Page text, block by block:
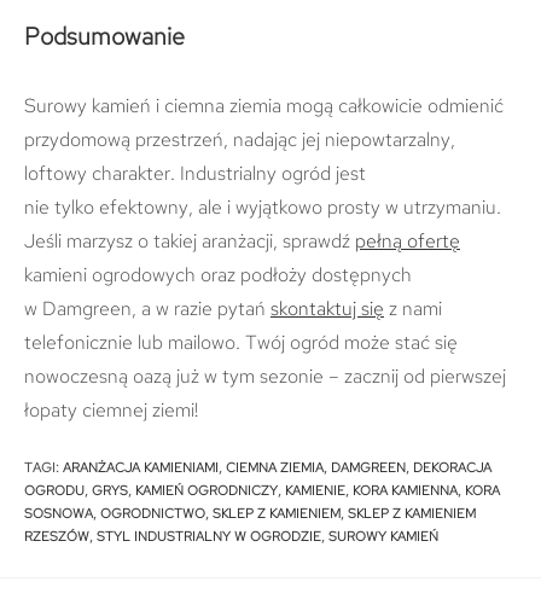
Podsumowanie
Surowy kamień i ciemna ziemia mogą całkowicie odmienić
przydomową przestrzeń, nadając jej niepowtarzalny,
loftowy charakter. Industrialny ogród jest
nie tylko efektowny, ale i wyjątkowo prosty w utrzymaniu.
Jeśli marzysz o takiej aranżacji, sprawdź pełną ofertę
kamieni ogrodowych oraz podłoży dostępnych
w Damgreen, a w razie pytań skontaktuj się z nami
telefonicznie lub mailowo. Twój ogród może stać się
nowoczesną oazą już w tym sezonie – zacznij od pierwszej
łopaty ciemnej ziemi!
TAGI: ARANŻACJA KAMIENIAMI, CIEMNA ZIEMIA, DAMGREEN, DEKORACJA
OGRODU, GRYS, KAMIEŃ OGRODNICZY, KAMIENIE, KORA KAMIENNA, KORA
SOSNOWA, OGRODNICTWO, SKLEP Z KAMIENIEM, SKLEP Z KAMIENIEM
RZESZÓW, STYL INDUSTRIALNY W OGRODZIE, SUROWY KAMIEŃ